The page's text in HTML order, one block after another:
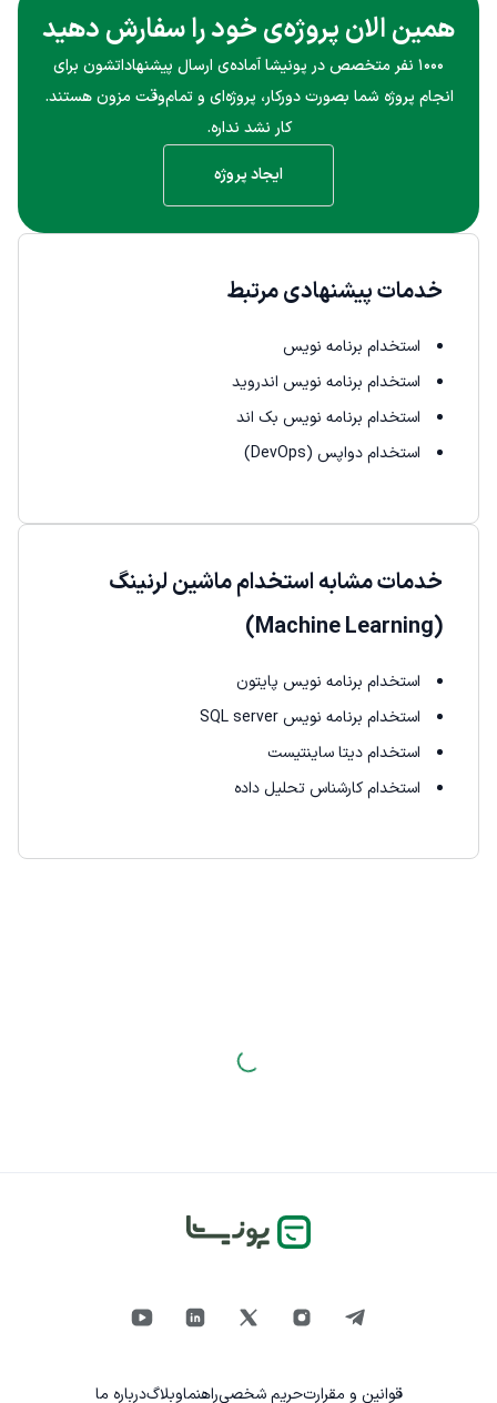
همین الان پروژه‌ی خود را سفارش دهید
۱۰۰۰ نفر متخصص در پونیشا آماده‌ی ارسال پیشنهاداتشون برای
انجام پروژه شما بصورت دورکار، پروژه‌ای و تمام‌وقت مزون هستند.
کار نشد نداره.
ایجاد پروژه
خدمات مشابه استخدام ماشین لرنینگ
(Machine Learning)
استخدام برنامه نویس پایتون
استخدام برنامه نویس SQL server
استخدام دیتا ساینتیست
استخدام کارشناس تحلیل داده
خدمات پیشنهادی مرتبط
استخدام برنامه نویس
استخدام برنامه نویس اندروید
استخدام برنامه نویس بک اند
استخدام دواپس (DevOps)
قوانین و مقرارتحریم شخصیراهنماوبلاگدرباره ما